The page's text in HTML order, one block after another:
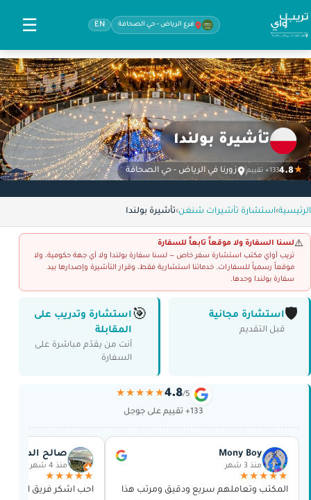
فرع الرياض - حي الصحافة EN
☰
تأشيرة بولندا
★
4.8133+ تقييم زورنا في الرياض - حي الصحافة
الرئيسية›استشارة تأشيرات شنغن›تأشيرة بولندا
⚠️لسنا السفارة ولا موقعاً تابعاً للسفارة
تريب أواي مكتب استشارة سفر خاص — لسنا سفارة بولندا ولا أي جهة حكومية، ولا
موقعاً رسمياً للسفارات. خدماتنا استشارية فقط، وقرار التأشيرة وإصدارها بيد
سفارة بولندا وحدها.
🛡️استشارة مجانية
قبل التقديم
🎯 استشارة وتدريب على
المقابلة
أنت من يقدّم مباشرة على
السفارة
4.8/5
★★★★★
133+ تقييم على جوجل
Mony Boy
منذ 3 شهر
★★★★★
المكتب وتعاملهم سريع ودقيق ومرتب هذا
صالح
منذ 4 شهر
★★★★★
احب اشكر فريق العمل